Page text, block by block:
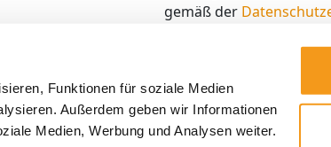
Funktionen für soziale Medien
Außerdem geben wir Informationen
Medien, Werbung und Analysen weiter.
gemäß der
den ich jederzeit mit
Kostenlos